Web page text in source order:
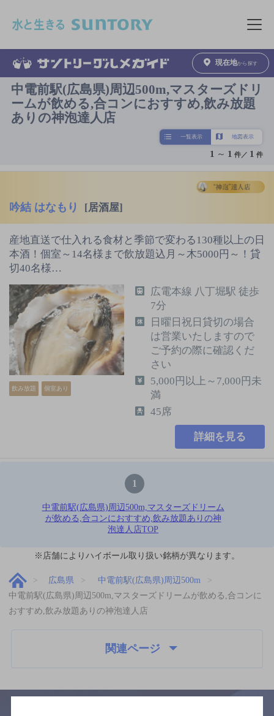
メニュ
現在地から探す
中電前駅(広島県)周辺500m,マスターズドリ
ームが飲める,合コンにおすすめ,飲み放題
ありの神泡達人店
一覧表示 地図表示
1 ～ 1 件／ 1 件
吟結 はなもり [居酒屋]
産地直送で仕入れる食材と季節で変わる130種以上の日
本酒！個室～14名様まで飲放題込月～木5000円～！貸
切40名様…
飲み放題 個室あり
広電本線 八丁堀駅 徒歩
7分
日曜日祝日貸切の場合
は営業いたしますので
ご予約の際に確認くだ
さい
5,000円以上～7,000円未
満
45席
詳細を見る
1
中電前駅(広島県)周辺500m,マスターズドリーム
が飲める,合コンにおすすめ,飲み放題ありの神
泡達人店TOP
※店舗によりハイボール取り扱い銘柄が異なります。
広島県
中電前駅(広島県)周辺500m
中電前駅(広島県)周辺500m,マスターズドリームが飲める,合コンに
おすすめ,飲み放題ありの神泡達人店
関連ページ